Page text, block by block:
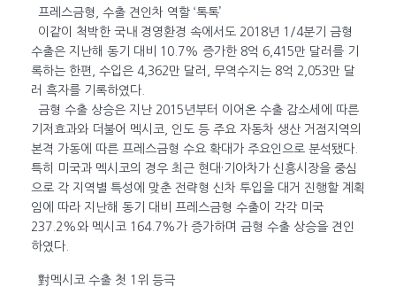
프레스금형, 수출 견인차 역할 ‘톡톡’
이같이 척박한 국내 경영환경 속에서도 2018년 1/4분기 금형
수출은 지난해 동기 대비 10.7% 증가한 8억 6,415만 달러를 기
록하는 한편, 수입은 4,362만 달러, 무역수지는 8억 2,053만 달
러 흑자를 기록하였다.
금형 수출 상승은 지난 2015년부터 이어온 수출 감소세에 따른
기저효과와 더불어 멕시코, 인도 등 주요 자동차 생산 거점지역의
본격 가동에 따른 프레스금형 수요 확대가 주요인으로 분석됐다.
특히 미국과 멕시코의 경우 최근 현대·기아차가 신흥시장을 중심
으로 각 지역별 특성에 맞춘 전략형 신차 투입을 대거 진행할 계획
임에 따라 지난해 동기 대비 프레스금형 수출이 각각 미국
237.2%와 멕시코 164.7%가 증가하며 금형 수출 상승을 견인
하였다.
對멕시코 수출 첫 1위 등극